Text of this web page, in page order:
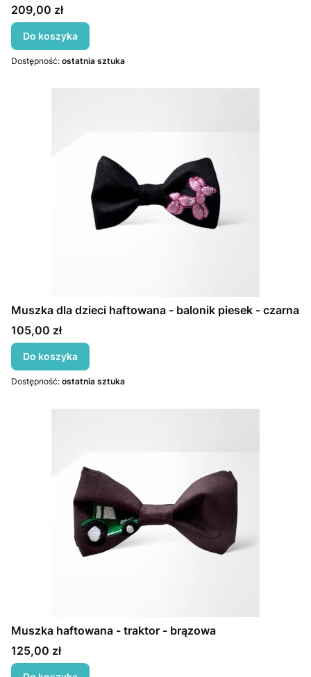
Cena
209,00 zł
Do koszyka
Dostępność: ostatnia sztuka
Muszka dla dzieci haftowana - balonik piesek - czarna
Cena
105,00 zł
Do koszyka
Dostępność: ostatnia sztuka
Muszka haftowana - traktor - brązowa
Cena
125,00 zł